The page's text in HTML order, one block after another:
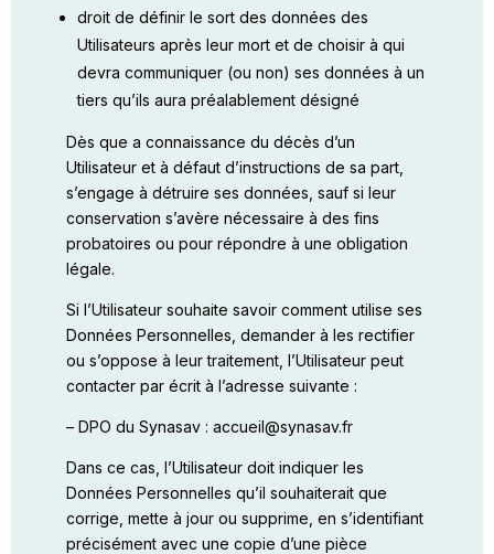
droit de définir le sort des données des
Utilisateurs après leur mort et de choisir à qui
devra communiquer (ou non) ses données à un
tiers qu’ils aura préalablement désigné
Dès que a connaissance du décès d’un
Utilisateur et à défaut d’instructions de sa part,
s’engage à détruire ses données, sauf si leur
conservation s’avère nécessaire à des fins
probatoires ou pour répondre à une obligation
légale.
Si l’Utilisateur souhaite savoir comment utilise ses
Données Personnelles, demander à les rectifier
ou s’oppose à leur traitement, l’Utilisateur peut
contacter par écrit à l’adresse suivante :
– DPO du Synasav : accueil@synasav.fr
Dans ce cas, l’Utilisateur doit indiquer les
Données Personnelles qu’il souhaiterait que
corrige, mette à jour ou supprime, en s’identifiant
précisément avec une copie d’une pièce